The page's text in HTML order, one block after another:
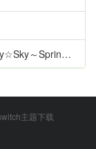
Memories～ 日语
主题下载